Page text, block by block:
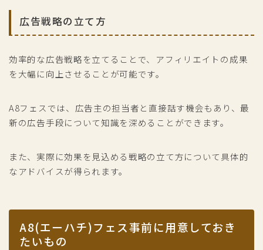
広告戦略の立て方
効率的な広告戦略を立てることで、アフィリエイトの成果
を大幅に向上させることが可能です。
A8フェスでは、広告主の担当者と直接話す機会もあり、最
新の広告手段について知識を深めることができます。
また、実際に効果を見込める戦略の立て方について具体的
なアドバイスが得られます。
A8(エーハチ)フェス事前に用意しておき
たいもの